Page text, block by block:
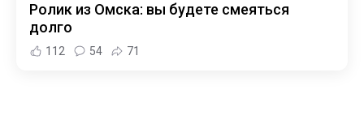
Ролик из Омска: вы будете смеяться
долго
112 54 71